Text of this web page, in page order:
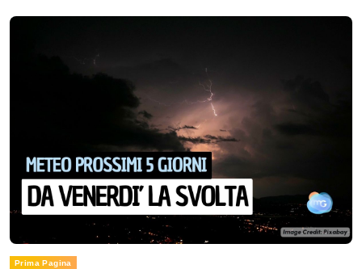
Prima Pagina